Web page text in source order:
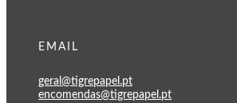
EMAIL
geral@tigrepapel.pt
encomendas@tigrepapel.pt